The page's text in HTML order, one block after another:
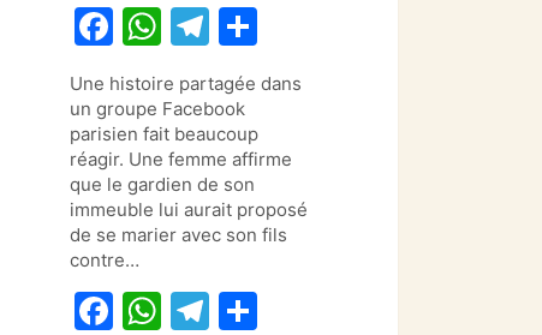
F
c
e
b
o
o
k
W
at
s
A
p
p
T
el
e
gr
a
m
ta
g
er
Une histoire partagée dans
un groupe Facebook
parisien fait beaucoup
réagir. Une femme affirme
que le gardien de son
immeuble lui aurait proposé
de se marier avec son fils
contre…
F
W T